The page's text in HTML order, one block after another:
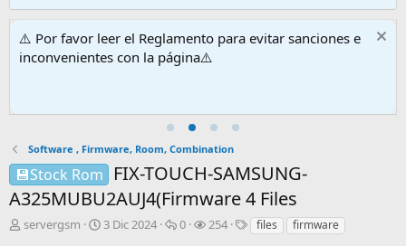
⚠️ Por favor leer el Reglamento para evitar sanciones e
inconvenientes con la página⚠️
Software , Firmware, Room, Combination
💾Stock Rom
FIX-TOUCH-SAMSUNG-
A325MUBU2AUJ4(Firmware 4 Files
Iservergsm
F
3 Dic 2024
R
0
V
254
Efiles firmware